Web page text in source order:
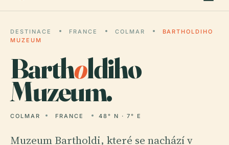
DESTINACE FRANCE COLMAR
BARTHOLDIHO
MUZEUM
Bartholdiho
Muzeum.
COLMAR FRANCE 48° N · 7° E
Muzeum Bartholdi, které se nachází v